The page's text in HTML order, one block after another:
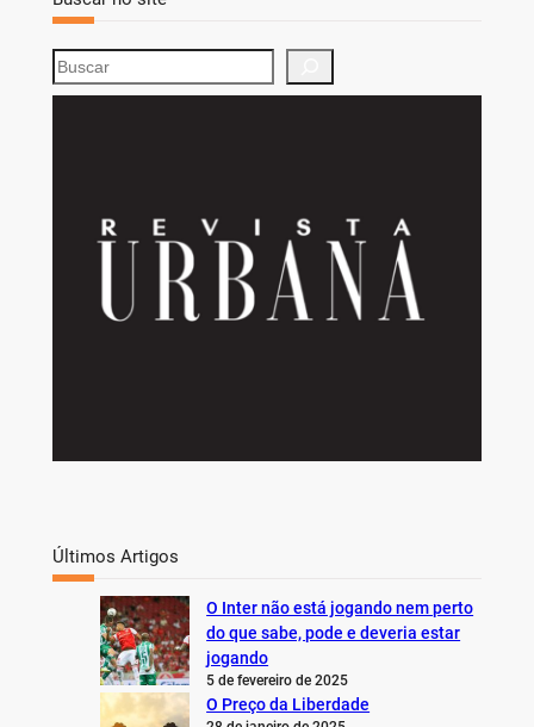
S
e
Últimos Artigos
O Inter não está jogando nem perto
do que sabe, pode e deveria estar
jogando
5 de fevereiro de 2025
O Preço da Liberdade